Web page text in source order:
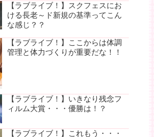
【ラブライブ！】スクフェスにお
ける長老～ド新規の基準ってこん
な感じ？？
【ラブライブ！】ここからは体調
管理と体力づくりが重要だな！！
【ラブライブ！】いきなり残念フ
ィルム大賞・・・優勝は！？
【ラブライブ！】これもう・・・